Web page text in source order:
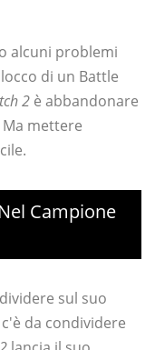
alcuni problemi
di un Battle
2 è abbandonare
mettere
Campione
sul suo
da condividere